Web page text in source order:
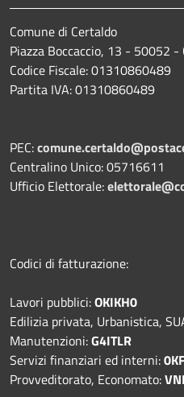
Comune di Certaldo
Piazza Boccaccio, 13 - 50052 -
Codice Fiscale: 01310860489
Partita IVA: 01310860489
PEC:
Centralino Unico: 05716611
Ufficio Elettorale:
Codici di fatturazione:
Lavori pubblici:OKIKH0
Edilizia privata, Urbanistica,
Manutenzioni:G4ITLR
Servizi finanziari ed interni:
Provveditorato, Economato: